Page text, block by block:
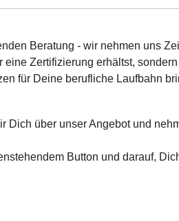
Beratung - wir nehmen uns
eine Zertifizierung erhältst,
für Deine berufliche Laufbahn
Dich über unser Angebot und
Button und darauf,